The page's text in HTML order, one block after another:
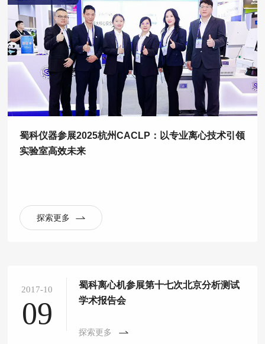
蜀科仪器参展2025杭州CACLP：以专业离心技术引领
实验室高效未来
探索更多
2017-10
09
蜀科离心机参展第十七次北京分析测试
学术报告会
探索更多